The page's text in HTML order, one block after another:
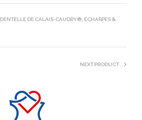
DENTELLE DE CALAIS-CAUDRY® ÉCHARPES &
NEXT PRODUCT